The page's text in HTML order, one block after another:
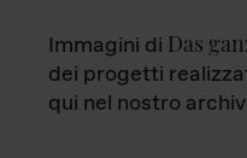
Immagini di Das
dei progetti
qui nel nostro